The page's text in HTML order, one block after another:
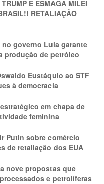
E ESMAGA MILEI
RETALIAÇÃO
governo Lula garante
produção de petróleo
Eustáquio ao STF
à democracia
em chapa de
feminina
Putin sobre comércio
de retaliação dos EUA
nove propostas que
e petrolíferas